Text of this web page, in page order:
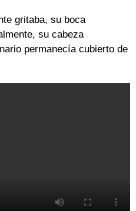
gritaba, su boca
su cabeza
permanecía cubierto de